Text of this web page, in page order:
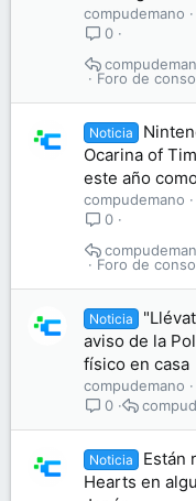
compudemano
0
Foro de
Noticia
Ocarina of
este año
compudemano
0
Foro de
Noticia
aviso de la
físico en casa
compudemano
0
Noticia
Están
Hearts en